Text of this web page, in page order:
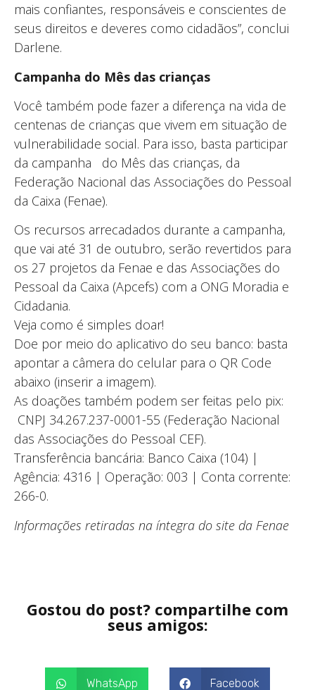
mais confiantes, responsáveis e conscientes de
seus direitos e deveres como cidadãos”, conclui
Darlene.
Campanha do Mês das crianças
Você também pode fazer a diferença na vida de
centenas de crianças que vivem em situação de
vulnerabilidade social. Para isso, basta participar
da campanha do Mês das crianças, da
Federação Nacional das Associações do Pessoal
da Caixa (Fenae).
Os recursos arrecadados durante a campanha,
que vai até 31 de outubro, serão revertidos para
os 27 projetos da Fenae e das Associações do
Pessoal da Caixa (Apcefs) com a ONG Moradia e
Cidadania.
Veja como é simples doar!
Doe por meio do aplicativo do seu banco: basta
apontar a câmera do celular para o QR Code
abaixo (inserir a imagem).
As doações também podem ser feitas pelo pix:
CNPJ 34.267.237-0001-55 (Federação Nacional
das Associações do Pessoal CEF).
Transferência bancária: Banco Caixa (104) |
Agência: 4316 | Operação: 003 | Conta corrente:
266-0.
Informações retiradas na íntegra do site da Fenae
Gostou do post? compartilhe com
seus amigos:
WhatsApp Facebook